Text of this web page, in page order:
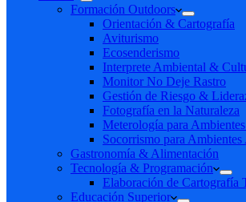
Formación Outdoors
Orientación & Cartografía
Aviturismo
Ecosenderismo
Interprete Ambiental &
Monitor No Deje Rastro
Gestión de Riesgo &
Fotografía en la Naturaleza
Meterología para
Socorrismo para Ambientes
Gastronomía & Alimentación
Tecnología & Programación
Elaboración de Cartografía
Educación Superior